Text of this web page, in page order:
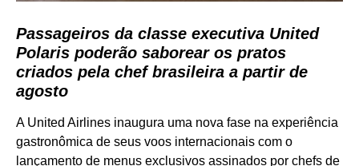
Passageiros da classe executiva United
Polaris poderão saborear os pratos
criados pela chef brasileira a partir de
agosto
A United Airlines inaugura uma nova fase na experiência
gastronômica de seus voos internacionais com o
lançamento de menus exclusivos assinados por chefs de